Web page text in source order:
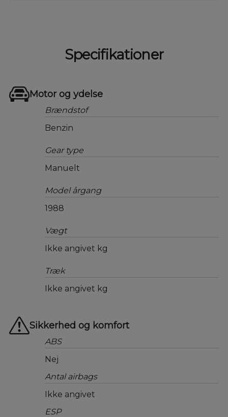
Specifikationer
Motor og ydelse
Brændstof
Benzin
Gear type
Manuelt
Model årgang
1988
Vægt
Ikke angivet kg
Træk
Ikke angivet kg
Sikkerhed og komfort
ABS
Nej
Antal airbags
Ikke angivet
ESP